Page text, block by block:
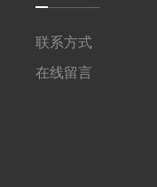
联系方式
在线留言